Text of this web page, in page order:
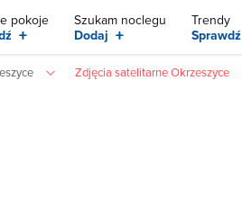
pokoje
+
Szukam noclegu
Dodaj +
Trendy
Sprawdź
Zdjęcia satelitarne Okrzeszyce